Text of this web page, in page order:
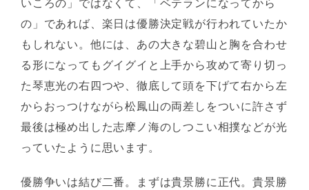
の」であれば、楽日は優勝決定戦が行われていたか
もしれない。他には、あの大きな碧山と胸を合わせ
る形になってもグイグイと上手から攻めて寄り切っ
た琴恵光の右四つや、徹底して頭を下げて右から左
からおっつけながら松鳳山の両差しをついに許さず
最後は極め出した志摩ノ海のしつこい相撲などが光
っていたように思います。
優勝争いは結び二番。まずは貴景勝に正代。貴景勝